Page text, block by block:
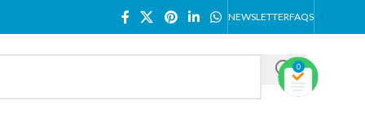
NEWSLETTERFAQS
0